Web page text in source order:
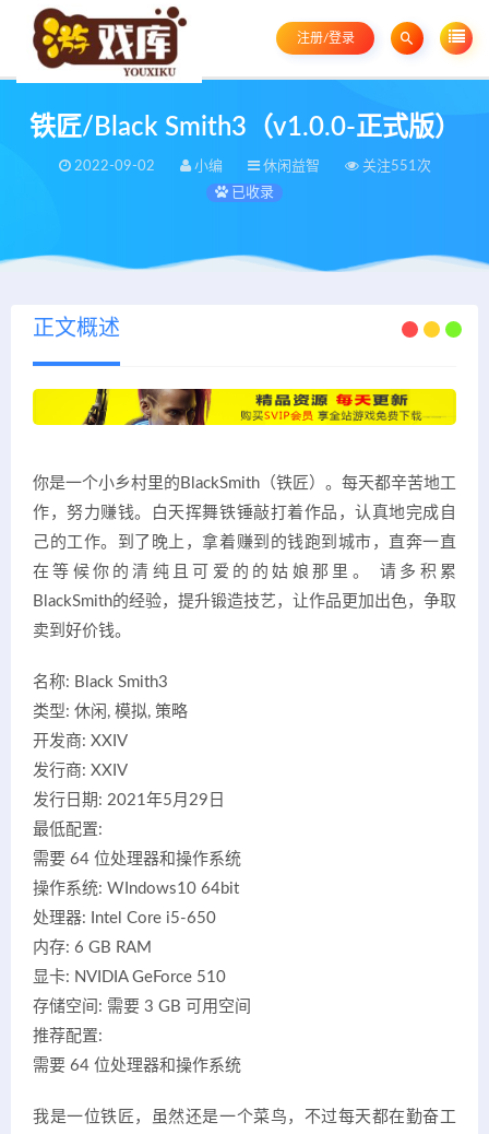
注册/登录
铁匠/Black Smith3（v1.0.0-正式版）
2022-09-02 小编 休闲益智
关注551次
已收录
正文概述
你是一个小乡村里的BlackSmith（铁匠）。每天都辛苦地工
作，努力赚钱。白天挥舞铁锤敲打着作品，认真地完成自
己的工作。到了晚上，拿着赚到的钱跑到城市，直奔一直
在等候你的清纯且可爱的的姑娘那里。 请多积累
BlackSmith的经验，提升锻造技艺，让作品更加出色，争取
卖到好价钱。
名称: Black Smith3
类型: 休闲, 模拟, 策略
开发商: XXIV
发行商: XXIV
发行日期: 2021年5月29日
最低配置:
需要 64 位处理器和操作系统
操作系统: WIndows10 64bit
处理器: Intel Core i5-650
内存: 6 GB RAM
显卡: NVIDIA GeForce 510
存储空间: 需要 3 GB 可用空间
推荐配置:
需要 64 位处理器和操作系统
我是一位铁匠，虽然还是一个菜鸟，不过每天都在勤奋工